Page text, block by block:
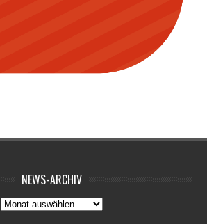
NEWS-ARCHIV
News-
Archiv